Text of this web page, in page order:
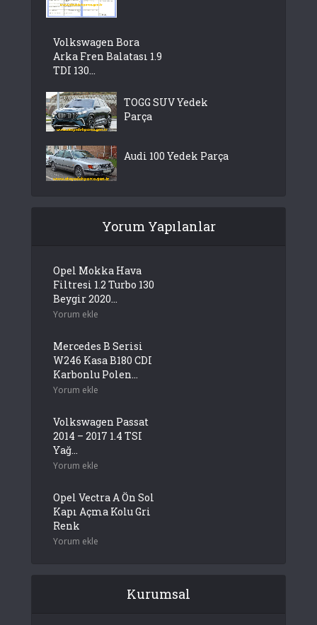
Volkswagen Bora
Arka Fren Balatası 1.9
TDI 130...
TOGG SUV Yedek
Parça
Audi 100 Yedek Parça
Yorum Yapılanlar
Opel Mokka Hava
Filtresi 1.2 Turbo 130
Beygir 2020...
Yorum ekle
Mercedes B Serisi
W246 Kasa B180 CDI
Karbonlu Polen...
Yorum ekle
Volkswagen Passat
2014 – 2017 1.4 TSI
Yağ...
Yorum ekle
Opel Vectra A Ön Sol
Kapı Açma Kolu Gri
Renk
Yorum ekle
Kurumsal